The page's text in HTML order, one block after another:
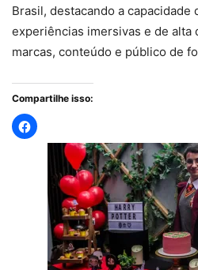
Brasil, destacando a capacidade
experiências imersivas e de alta
marcas, conteúdo e público de
Compartilhe isso: